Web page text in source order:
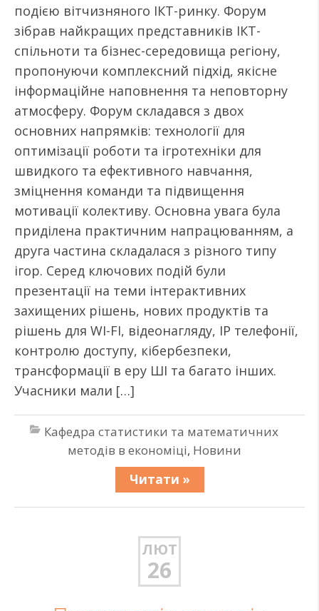
подією вітчизняного ІКТ-ринку. Форум
зібрав найкращих представників ІКТ-
спільноти та бізнес-середовища регіону,
пропонуючи комплексний підхід, якісне
інформаційне наповнення та неповторну
атмосферу. Форум складався з двох
основних напрямків: технології для
оптимізації роботи та ігротехніки для
швидкого та ефективного навчання,
зміцнення команди та підвищення
мотивації колективу. Основна увага була
приділена практичним напрацюванням, а
друга частина складалася з різного типу
ігор. Серед ключових подій були
презентації на теми інтерактивних
захищених рішень, нових продуктів та
рішень для WI-FI, відеонагляду, IP телефонії,
контролю доступу, кібербезпеки,
трансформації в еру ШІ та багато інших.
Учасники мали […]
Кафедра статистики та математичних
методів в економіці, Новини
Читати »
ЛЮТ
26